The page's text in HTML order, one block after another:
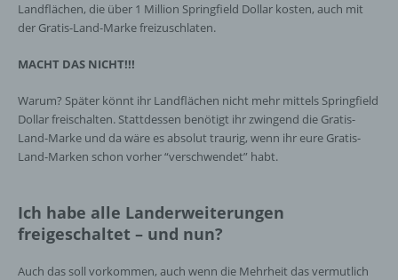
Landflächen, die über 1 Million Springfield Dollar kosten, auch mit
der Gratis-Land-Marke freizuschlaten.
MACHT DAS NICHT!!!
Warum? Später könnt ihr Landflächen nicht mehr mittels Springfield
Dollar freischalten. Stattdessen benötigt ihr zwingend die Gratis-
Land-Marke und da wäre es absolut traurig, wenn ihr eure Gratis-
Land-Marken schon vorher “verschwendet” habt.
Ich habe alle Landerweiterungen
freigeschaltet – und nun?
Auch das soll vorkommen, auch wenn die Mehrheit das vermutlich